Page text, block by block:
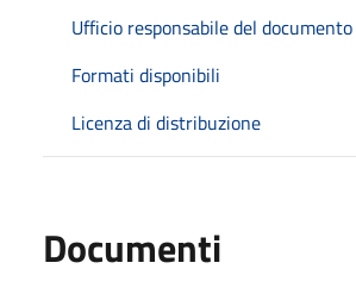
Ufficio responsabile del documento
Formati disponibili
Licenza di distribuzione
Documenti